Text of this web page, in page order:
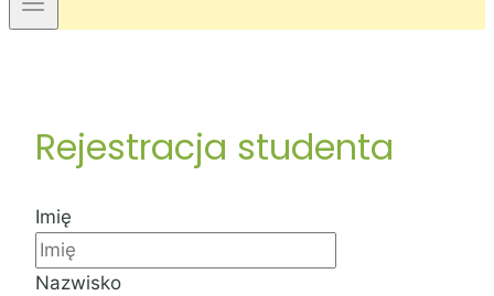
Rejestracja studenta
Imię
Nazwisko